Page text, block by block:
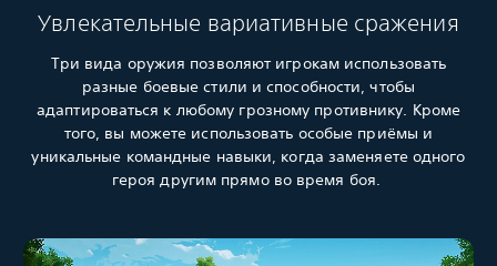
Увлекательные вариативные сражения
Три вида оружия позволяют игрокам использовать
разные боевые стили и способности, чтобы
адаптироваться к любому грозному противнику. Кроме
того, вы можете использовать особые приёмы и
уникальные командные навыки, когда заменяете одного
героя другим прямо во время боя.